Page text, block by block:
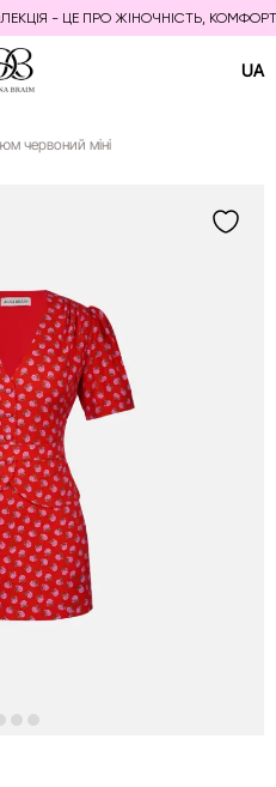
- ЦЕ ПРО ЖІНОЧНІСТЬ, КОМФОРТ
UA
червоний міні